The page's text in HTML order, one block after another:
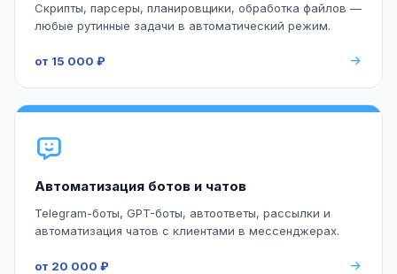
Скрипты, парсеры, планировщики, обработка файлов —
любые рутинные задачи в автоматический режим.
от 15 000 ₽
Автоматизация ботов и чатов
Telegram-боты, GPT-боты, автоответы, рассылки и
автоматизация чатов с клиентами в мессенджерах.
от 20 000 ₽